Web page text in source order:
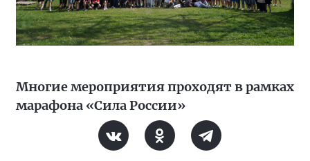
Многие мероприятия проходят в рамках
марафона «Сила России»